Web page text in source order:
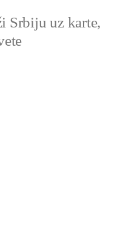
Srbiju uz karte,